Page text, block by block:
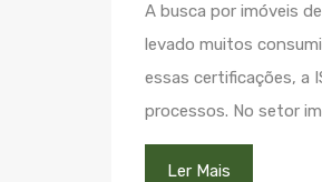
A busca por imóveis
levado muitos
essas certificações, a
processos. No setor
Ler Mais